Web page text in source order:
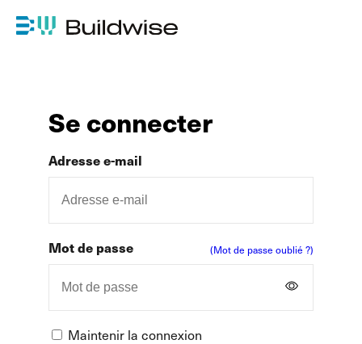
Se connecter
Adresse e-mail
Mot de passe (Mot de passe oublié ?)
Maintenir la connexion